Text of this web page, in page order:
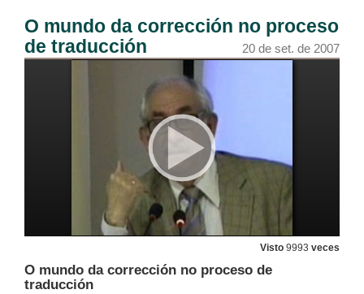
O mundo da corrección no proceso
de traducción
20 de set. de 2007
Visto 9993 veces
O mundo da corrección no proceso de
traducción
Apertura